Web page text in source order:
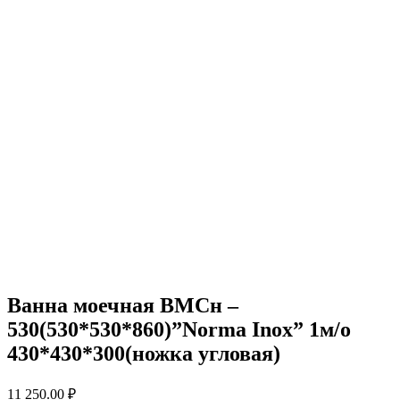
Ванна моечная ВМСн –
530(530*530*860)”Norma Inox” 1м/о
430*430*300(ножка угловая)
11 250.00 ₽